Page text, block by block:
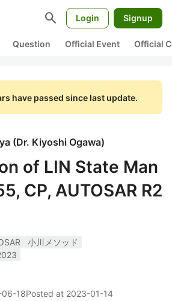
search Login Signup
Question Official Event Official
have passed since last update.
(Dr. Kiyoshi Ogawa)
of LIN State Man
CP, AUTOSAR R2
小川メソッド
18Posted at 2023-01-14